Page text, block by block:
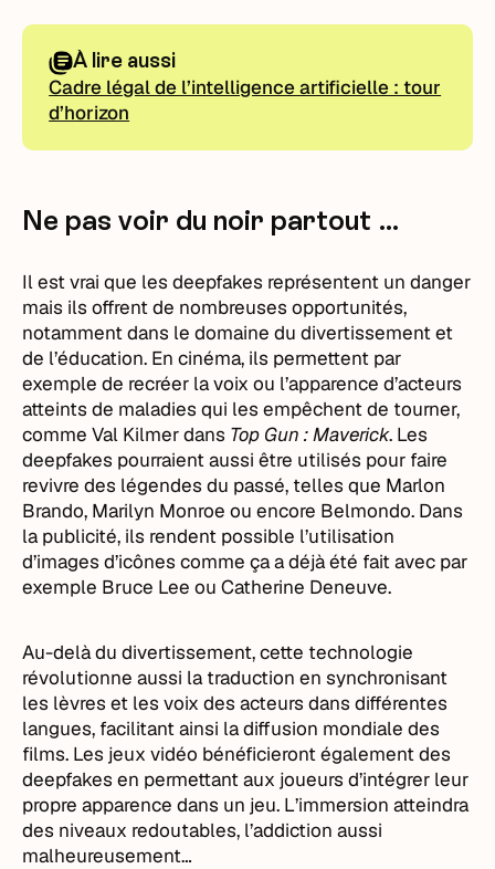
À lire aussi
Cadre légal de l’intelligence artificielle : tour
d’horizon
Ne pas voir du noir partout …
Il est vrai que les deepfakes représentent un danger
mais ils offrent de nombreuses opportunités,
notamment dans le domaine du divertissement et
de l’éducation. En cinéma, ils permettent par
exemple de recréer la voix ou l’apparence d’acteurs
atteints de maladies qui les empêchent de tourner,
comme Val Kilmer dans Top Gun : Maverick. Les
deepfakes pourraient aussi être utilisés pour faire
revivre des légendes du passé, telles que Marlon
Brando, Marilyn Monroe ou encore Belmondo. Dans
la publicité, ils rendent possible l’utilisation
d’images d’icônes comme ça a déjà été fait avec par
exemple Bruce Lee ou Catherine Deneuve.
Au-delà du divertissement, cette technologie
révolutionne aussi la traduction en synchronisant
les lèvres et les voix des acteurs dans différentes
langues, facilitant ainsi la diffusion mondiale des
films. Les jeux vidéo bénéficieront également des
deepfakes en permettant aux joueurs d’intégrer leur
propre apparence dans un jeu. L’immersion atteindra
des niveaux redoutables, l’addiction aussi
malheureusement…